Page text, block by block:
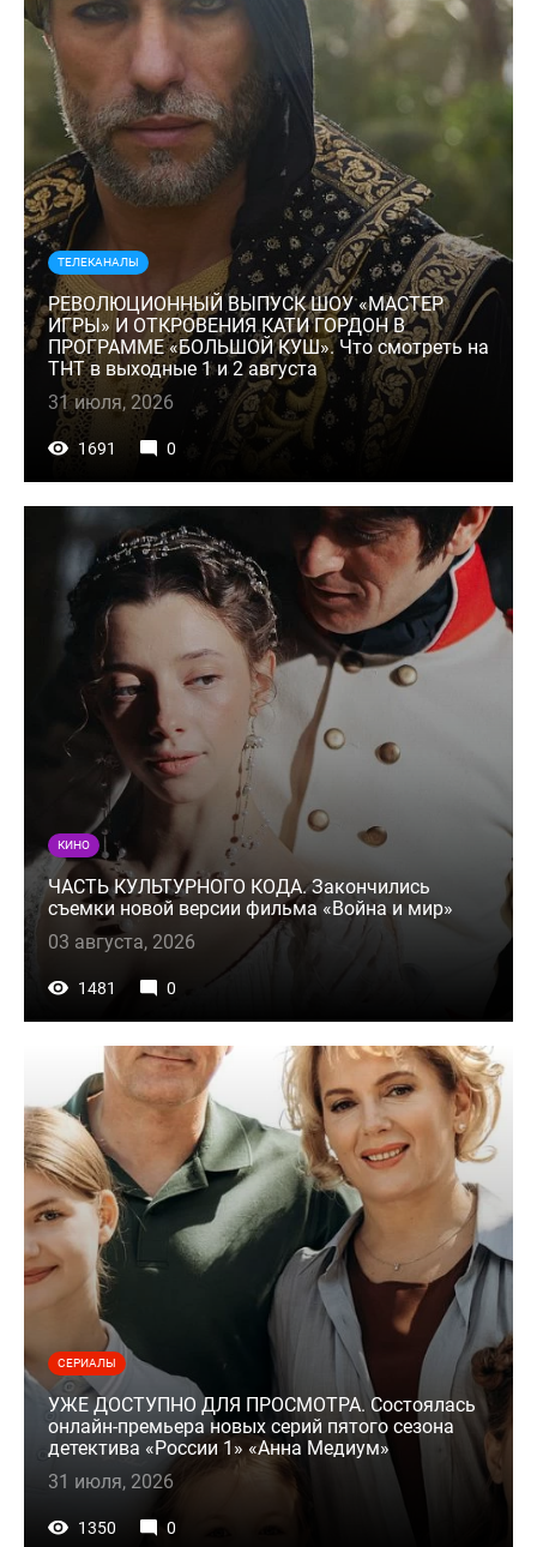
ТЕЛЕКАНАЛЫ
РЕВОЛЮЦИОННЫЙ ВЫПУСК ШОУ «МАСТЕР
ИГРЫ» И ОТКРОВЕНИЯ КАТИ ГОРДОН В
ПРОГРАММЕ «БОЛЬШОЙ КУШ». Что смотреть на
ТНТ в выходные 1 и 2 августа
31 июля, 2026
1691 0
КИНО
ЧАСТЬ КУЛЬТУРНОГО КОДА. Закончились
съемки новой версии фильма «Война и мир»
03 августа, 2026
1481 0
СЕРИАЛЫ
УЖЕ ДОСТУПНО ДЛЯ ПРОСМОТРА. Состоялась
онлайн-премьера новых серий пятого сезона
детектива «России 1» «Анна Медиум»
31 июля, 2026
1350 0